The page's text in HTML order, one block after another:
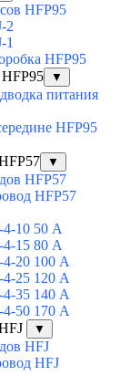
HFP95
2
1
HFP95
▼
питания
HFP95
▼
HFP57
HFP57
10 50 А
15 80 А
20 100 А
25 120 А
35 140 А
50 170 А
▼
HFJ
HFJ